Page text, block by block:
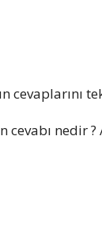
cevaplarını
cevabı nedir